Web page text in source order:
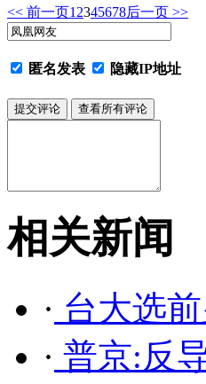
<< 前一页1 2345678后一页 >>
匿名发表 隐藏IP地址
相关新闻
· 台大选
· 普京:反